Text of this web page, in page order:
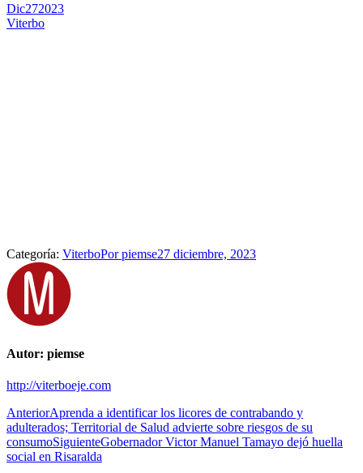
Dic272023
Viterbo
Categoría: ViterboPorpiemse27 diciembre, 2023
Autor: piemse
http://viterboeje.com
Navegación
entre
publicaciones
AnteriorPublicación
anterior:
Aprenda a identificar los licores de contrabando y
adulterados; Territorial de Salud advierte sobre riesgos de su
consumoSiguientePublicación
siguiente:
Gobernador Victor Manuel Tamayo dejó huella
social en Risaralda